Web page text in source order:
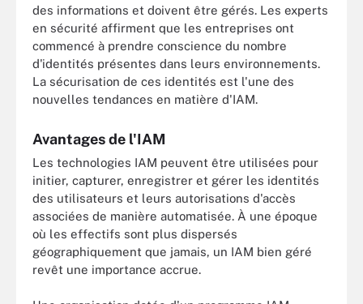
des informations et doivent être gérés. Les experts
en sécurité affirment que les entreprises ont
commencé à prendre conscience du nombre
d'identités présentes dans leurs environnements.
La sécurisation de ces identités est l'une des
nouvelles tendances en matière d'IAM.
Avantages de l'IAM
Les technologies IAM peuvent être utilisées pour
initier, capturer, enregistrer et gérer les identités
des utilisateurs et leurs autorisations d'accès
associées de manière automatisée. À une époque
où les effectifs sont plus dispersés
géographiquement que jamais, un IAM bien géré
revêt une importance accrue.